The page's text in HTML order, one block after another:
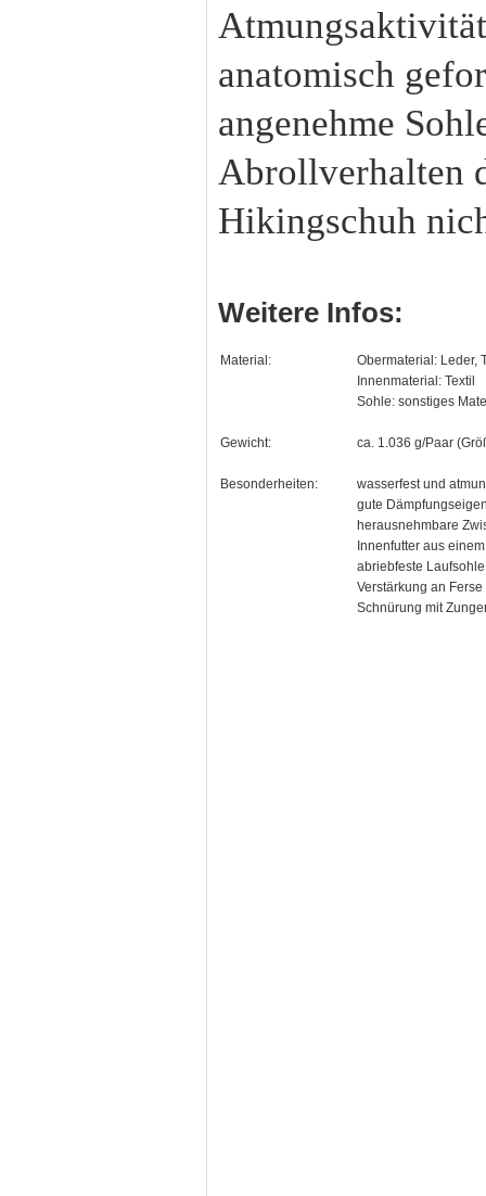
anatomisch
angenehme
Abrollverhalten
Hikingschuh
Weitere Infos:
Material:
Obermaterial: Leder,
Innenmaterial: Textil
Sohle: sonstiges
Gewicht: ca. 1.036 g/Paar
Besonderheiten:
wasserfest und
gute
herausnehmbare
Innenfutter aus
abriebfeste Laufsohle
Verstärkung an
Schnürung mit